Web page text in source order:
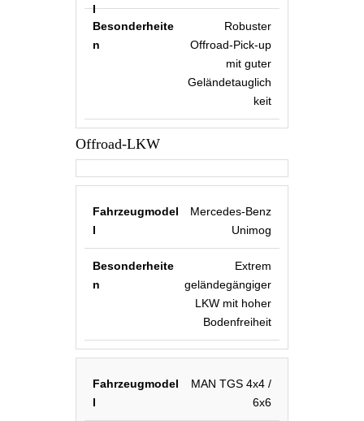
Robuster
Offroad-Pick-up
mit guter
Geländetauglich
keit
Offroad-LKW
Mercedes-Benz
Unimog
Extrem
geländegängiger
LKW mit hoher
Bodenfreiheit
MAN TGS 4x4 /
6x6